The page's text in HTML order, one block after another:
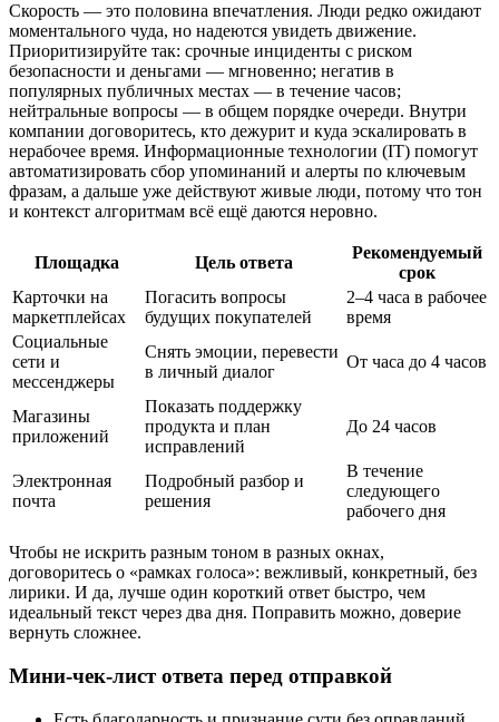
Скорость — это половина впечатления. Люди редко ожидают
моментального чуда, но надеются увидеть движение.
Приоритизируйте так: срочные инциденты с риском
безопасности и деньгами — мгновенно; негатив в
популярных публичных местах — в течение часов;
нейтральные вопросы — в общем порядке очереди. Внутри
компании договоритесь, кто дежурит и куда эскалировать в
нерабочее время. Информационные технологии (IT) помогут
автоматизировать сбор упоминаний и алерты по ключевым
фразам, а дальше уже действуют живые люди, потому что тон
и контекст алгоритмам всё ещё даются неровно.
Площадка Цель ответа
Рекомендуемый
срок
Карточки на
маркетплейсах
Погасить вопросы
будущих покупателей
2–4 часа в рабочее
время
Социальные
сети и
мессенджеры
Снять эмоции, перевести
в личный диалог
От часа до 4 часов
Магазины
приложений
Показать поддержку
продукта и план
исправлений
До 24 часов
Электронная
почта
Подробный разбор и
решения
В течение
следующего
рабочего дня
Чтобы не искрить разным тоном в разных окнах,
договоритесь о «рамках голоса»: вежливый, конкретный, без
лирики. И да, лучше один короткий ответ быстро, чем
идеальный текст через два дня. Поправить можно, доверие
вернуть сложнее.
Мини‑чек‑лист ответа перед отправкой